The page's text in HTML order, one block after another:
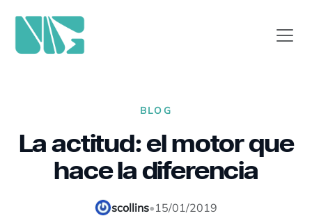
BLOG
La actitud: el motor que
hace la diferencia
scollins•15/01/2019